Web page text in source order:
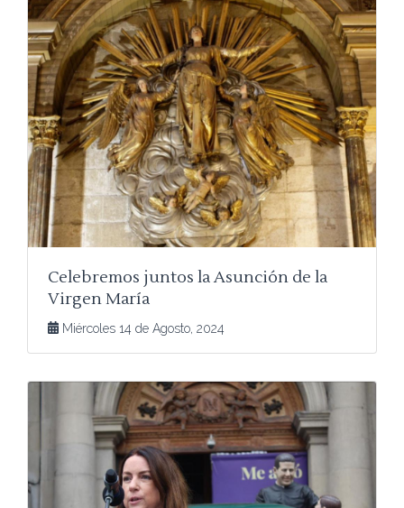
Celebremos juntos la Asunción de la
Virgen María
Miércoles 14 de Agosto, 2024